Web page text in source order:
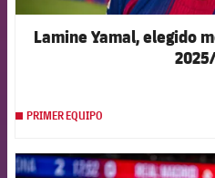
Lamine Yamal, elegido
PRIMER EQUIPO